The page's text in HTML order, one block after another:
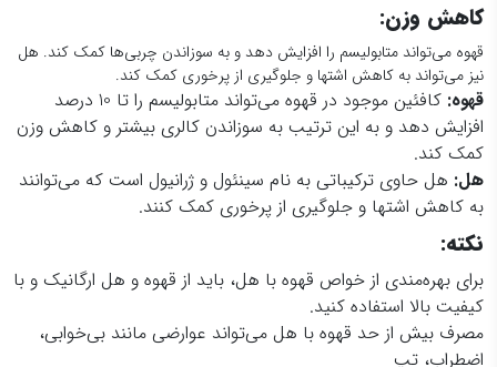
کاهش وزن:
قهوه می‌تواند متابولیسم را افزایش دهد و به سوزاندن چربی‌ها کمک کند. هل
نیز می‌تواند به کاهش اشتها و جلوگیری از پرخوری کمک کند.
قهوه:
کافئین موجود در قهوه می‌تواند متابولیسم را تا 10 درصد
افزایش دهد و به این ترتیب به سوزاندن کالری بیشتر و کاهش وزن
کمک کند.
هل: هل حاوی ترکیباتی به نام سینئول و ژرانیول است که می‌توانند
به کاهش اشتها و جلوگیری از پرخوری کمک کنند.
نکته:
برای بهره‌مندی از خواص قهوه با هل، باید از قهوه و هل ارگانیک و با
کیفیت بالا استفاده کنید.
مصرف بیش از حد قهوه با هل می‌تواند عوارضی مانند بی‌خوابی،
اضطراب، تپ